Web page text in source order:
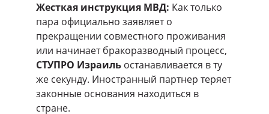
Жесткая инструкция МВД: Как только
пара официально заявляет о
прекращении совместного проживания
или начинает бракоразводный процесс,
СТУПРО Израиль останавливается в ту
же секунду. Иностранный партнер теряет
законные основания находиться в
стране.